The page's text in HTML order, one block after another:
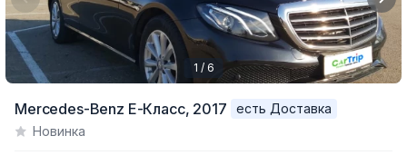
of
1 / 6
Mercedes-Benz E-Класс, 2017
есть Доставка
Новинка